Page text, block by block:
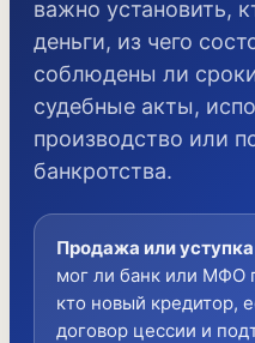
важно установить,
деньги, из чего
соблюдены ли
судебные акты,
производство или
банкротства.
Продажа или уступка
мог ли банк или МФО
кто новый кредитор,
договор цессии и